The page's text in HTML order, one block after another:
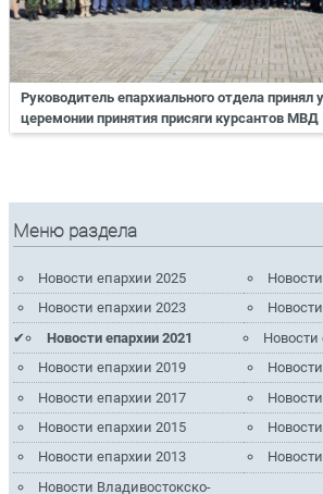
Руководитель епархиального отдела принял
церемонии принятия присяги курсантов МВД
Меню раздела
Новости епархии 2025
Новости епархии 2023
Новости епархии 2021
Новости
Новости епархии 2019
Новости епархии 2017
Новости епархии 2015
Новости епархии 2013
Новости Владивостокско-